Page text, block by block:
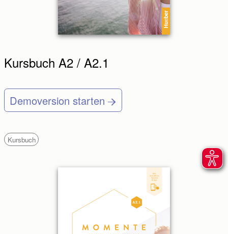
Kursbuch A2 / A2.1
Demoversion starten
Kursbuch